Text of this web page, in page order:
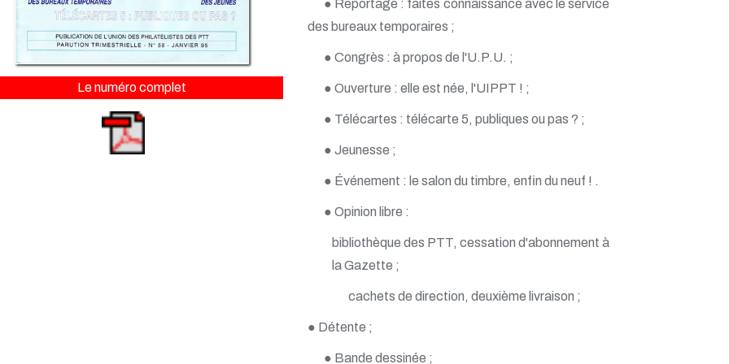
Le numéro complet
● Reportage : faites connaissance avec le service
des bureaux temporaires ;
● Congrès : à propos de l'U.P.U. ;
● Ouverture : elle est née, l'UIPPT ! ;
● Télécartes : télécarte 5, publiques ou pas ? ;
● Jeunesse ;
● Événement : le salon du timbre, enfin du neuf ! .
● Opinion libre :
bibliothèque des PTT, cessation d'abonnement à
la Gazette ;
cachets de direction, deuxième livraison ;
● Détente ;
● Bande dessinée ;